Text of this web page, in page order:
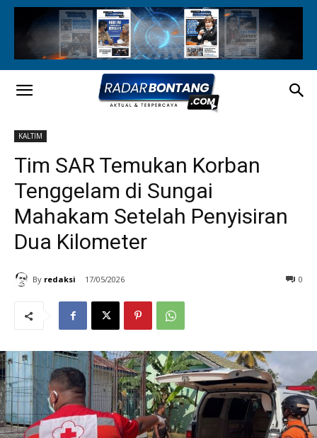
KALTIM
Tim SAR Temukan Korban
Tenggelam di Sungai
Mahakam Setelah Penyisiran
Dua Kilometer
By redaksi 17/05/2026 0